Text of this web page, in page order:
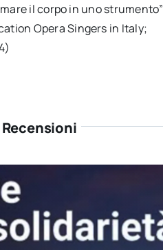
il corpo in uno strumento”
Opera Singers in Italy;
Recensioni